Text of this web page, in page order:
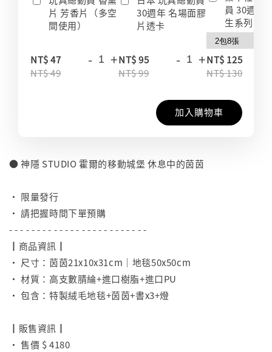
片 芳香片（多空
間使用）
NT$ 47
NT$ 49
- +
30週年 名場面膠
片透卡
NT$ 95
NT$ 99
- +
員 30週年
生系列 收
NT$ 125
NT$ 130
加入購物車
● 神隱 STUDIO 霍爾的移動城堡 休息中的茵茵
• 限量發行
• 請把握時間下單預購
- - - - - - - - - - - - - - - - - - - - - - - - -
┃商品資訊┃
• 尺寸：茵茵21x10x31cm｜地毯50x50cm
• 材質：高支數腈綸+進口樹脂+進口PU
• 包含：特製絨毛地毯+茵茵+書x3+燈
┃販售資訊┃
• 售價 $ 4180